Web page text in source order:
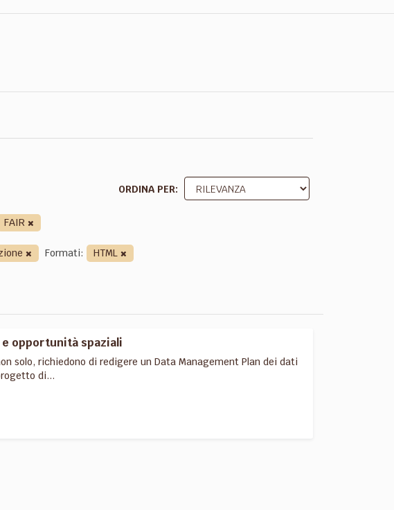
ORDINA PER
FAIR
Formati: HTML
opportunità spaziali
solo, richiedono di redigere un Data Management Plan dei dati
di...